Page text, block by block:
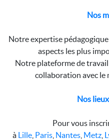
Nos
Notre expertise
aspects les plus
Notre plateforme de
collaboration avec le
Nos
Pour vous
à Lille Paris Nantes Metz